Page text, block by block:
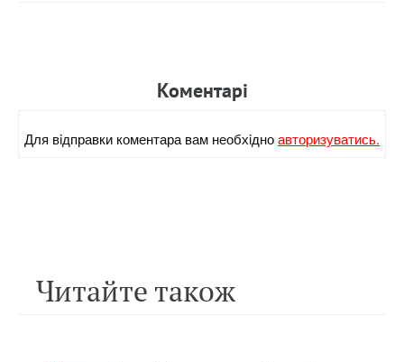
Коментарi
Для вiдправки коментара вам необхiдноавторизуватись.
Читайте також